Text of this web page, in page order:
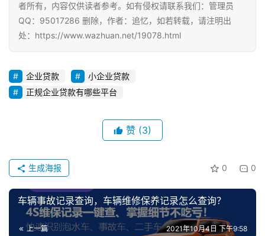
者所有，内容仅供读者参考。如有侵权请联系我们：管理员
QQ：95017286 删除，作者：追忆，如若转载，请注明出
处：https://www.wazhuan.net/19078.html
企业贷款
小企业贷款
正规企业贷款有哪些平台
赞 (3)
0 0
生成海报
车辆事故记录查询，车辆维修保养记录怎么查询？
上一篇 2021年10月4日 下午9:58